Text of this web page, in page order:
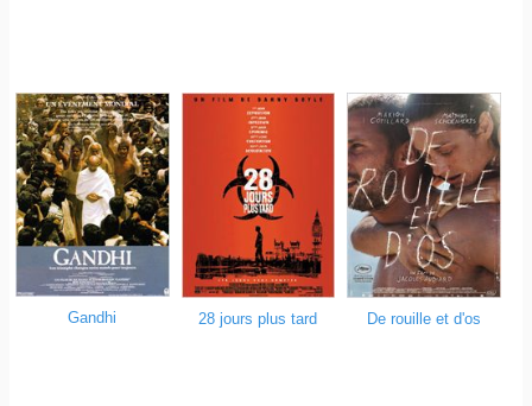
Gandhi 28 jours plus tard De rouille et d'os